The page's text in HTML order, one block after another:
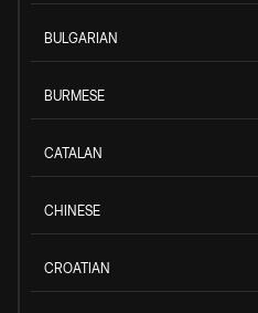
BULGARIAN
BURMESE
CATALAN
CHINESE
CROATIAN